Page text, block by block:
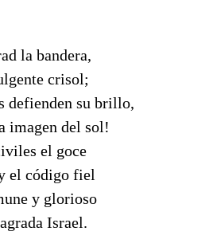
la bandera,
crisol;
defienden su brillo,
imagen del sol!
el goce
el código fiel
y glorioso
Israel.